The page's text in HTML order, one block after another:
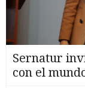
Sernatur
con el